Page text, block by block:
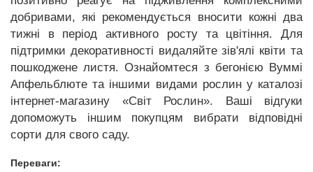
добривами, які рекомендується вносити кожні два
тижні в період активного росту та цвітіння. Для
підтримки декоративності видаляйте зів'ялі квіти та
пошкоджене листя. Ознайомтеся з бегонією Вуммі
Апфельблюте та іншими видами рослин у каталозі
інтернет-магазину «Світ Рослин». Ваші відгуки
допоможуть іншим покупцям вибрати відповідні
сорти для свого саду.
Переваги: